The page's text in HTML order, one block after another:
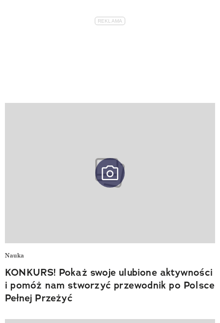
Nauka
KONKURS! Pokaż swoje ulubione aktywności
i pomóż nam stworzyć przewodnik po Polsce
Pełnej Przeżyć